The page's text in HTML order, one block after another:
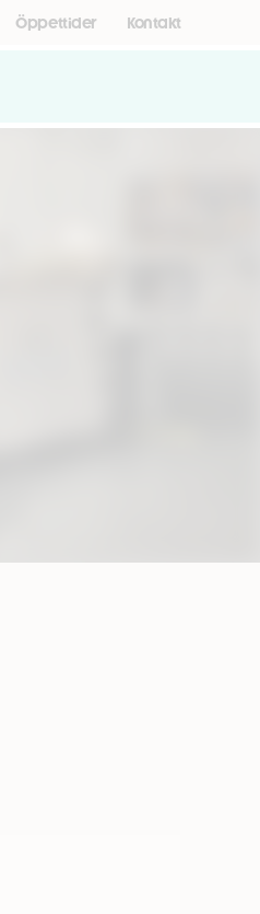
Öppettider Kontakt